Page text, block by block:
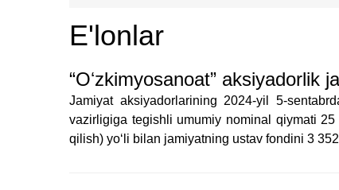
E'lonlar
“Oʻzkimyosanoat” aksiyadorlik
Jamiyat aksiyadorlarining 2024-yil 5-
vazirligiga tegishli umumiy nominal qiymati
qilish) yo‘li bilan jamiyatning ustav fondini 3